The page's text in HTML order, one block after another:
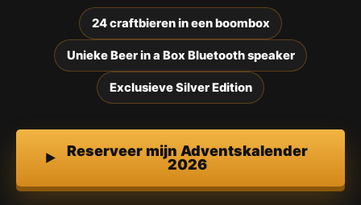
24 craftbieren in een boombox
Unieke Beer in a Box Bluetooth speaker
Exclusieve Silver Edition
Reserveer mijn Adventskalender
2026